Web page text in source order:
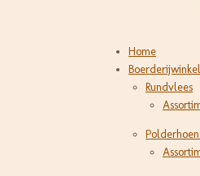
Home
Boerderijwinkel
Rundvlees